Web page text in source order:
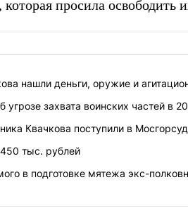
просила освободить
нашли деньги, оружие и
захвата воинских частей в
Квачкова поступили в Мосгорсуд
тыс. рублей
в подготовке мятежа экс-